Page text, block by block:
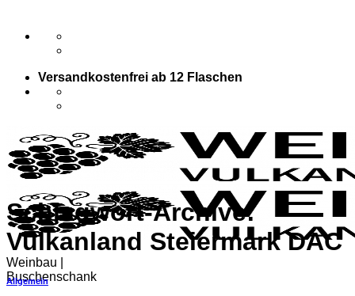
Versandkostenfrei ab 12 Flaschen
Weinbau |
Buschenschank
Schlagwort-Archive:
Vulkanland Steiermark DAC
Allgemein